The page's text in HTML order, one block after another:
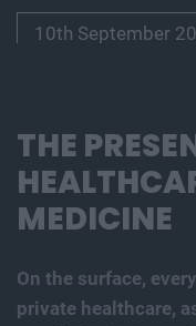
10th September
THE
MEDICINE
On the surface,
private healthcare,